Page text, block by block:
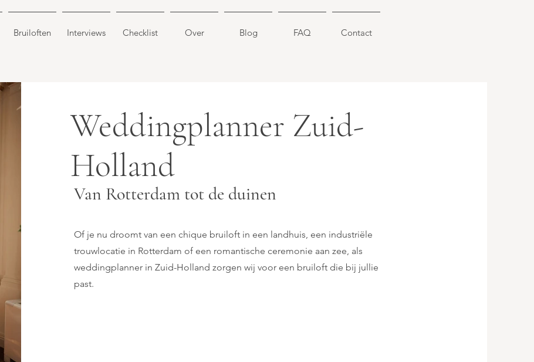
Bruiloften Interviews Checklist Over Blog FAQ Contact
Weddingplanner Zuid-
Holland
Van Rotterdam tot de duinen
Of je nu droomt van een chique bruiloft in een landhuis, een industriële
trouwlocatie in Rotterdam of een romantische ceremonie aan zee, als
weddingplanner in Zuid-Holland zorgen wij voor een bruiloft die bij jullie
past.